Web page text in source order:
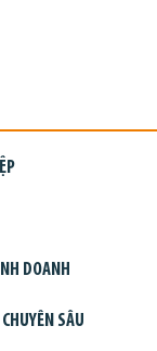
DOANH
SÂU